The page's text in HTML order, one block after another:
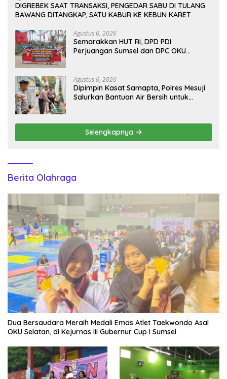
DIGREBEK SAAT TRANSAKSI, PENGEDAR SABU DI TULANG
BAWANG DITANGKAP, SATU KABUR KE KEBUN KARET
Agustus 6, 2026
Semarakkan HUT RI, DPD PDI
Perjuangan Sumsel dan DPC OKU
Agustus 6, 2026
Dipimpin Kasat Samapta, Polres Mesuji
Salurkan Bantuan Air Bersih untuk
Selengkapnya
Berita Olahraga
Dua Bersaudara Meraih Medali Emas Atlet Taekwondo Asal
OKU Selatan, di Kejurnas III Gubernur Cup I Sumsel